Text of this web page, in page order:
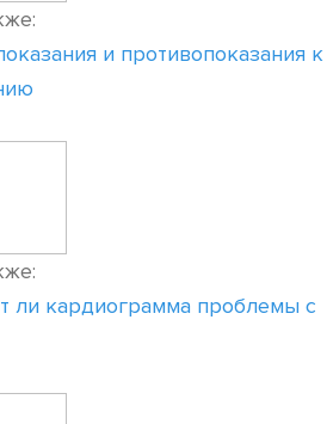
и противопоказания к
ли кардиограмма проблемы с